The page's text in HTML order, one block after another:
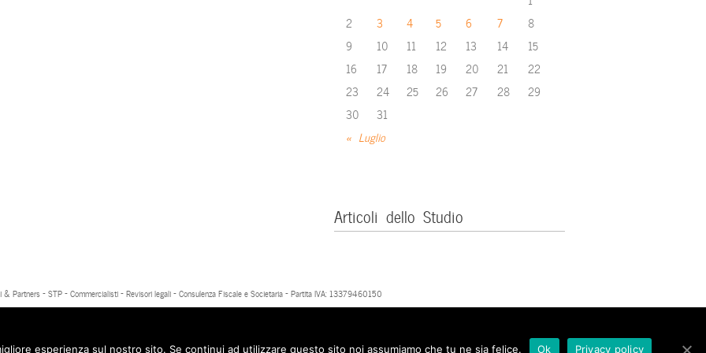
« Luglio
2
3 4 5 6 7
8
9
10 11 12 13 14
15
16
17 18 19 20 21
22
23
24 25 26 27 28
29
30
31
Articoli dello Studio
& Partners - STP - Commercialisti - Revisori legali - Consulenza Fiscale e Societaria - Partita IVA: 13379460150
esperienza sul nostro sito. Se continui ad utilizzare questo sito noi assumiamo che tu ne sia felice. Ok Privacy policy